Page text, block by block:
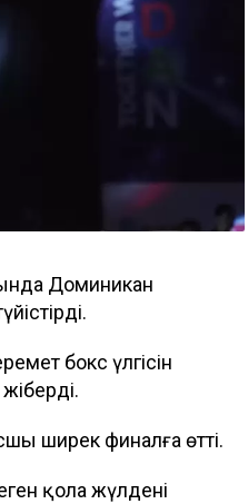
Доминикан
бокс үлгісін
ширек финалға өтті.
қола жүлдені